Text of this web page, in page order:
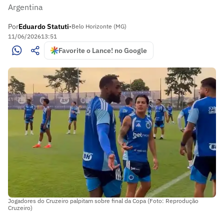
Argentina
PorEduardo Statuti•Belo Horizonte (MG)
11/06/202613:51
Favorite o Lance! no Google
Jogadores do Cruzeiro palpitam sobre final da Copa (Foto: Reprodução
Cruzeiro)